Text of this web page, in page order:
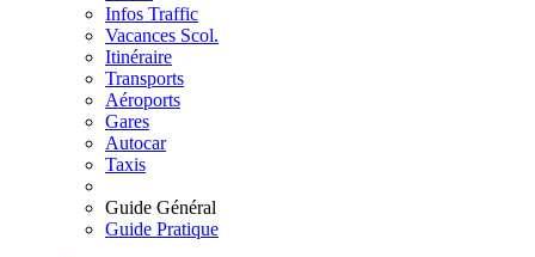
Infos Traffic
Vacances Scol.
Itinéraire
Transports
Aéroports
Gares
Autocar
Taxis
Guide Général
Guide Pratique